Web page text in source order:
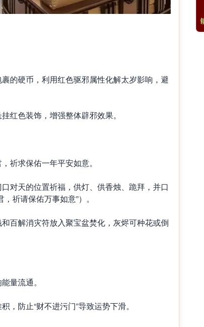
硬币，利用红色驱邪属性化解太岁影响，避
色装饰，增强整体辟邪效果。
求保佑一年平安如意。
天的位置祈福，供灯、供香烛、跪拜，并口
祈请保佑万事如意”）。
解消灾符放入聚宝盆焚化，灰烬可种花或倒
量流通。
防止“财不进污门”导致运势下滑。